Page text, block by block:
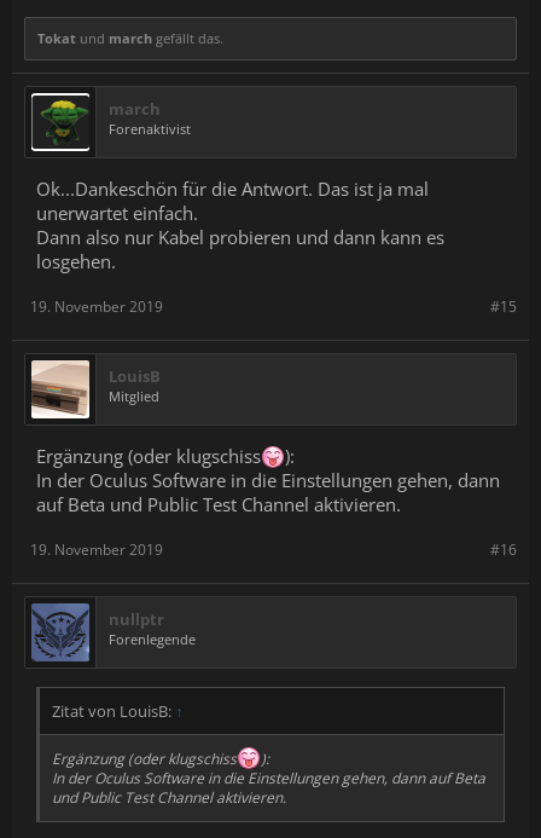
Tokat und march gefällt das.
march
Forenaktivist
Ok...Dankeschön für die Antwort. Das ist ja mal
unerwartet einfach.
Dann also nur Kabel probieren und dann kann es
losgehen.
#15
19. November 2019
LouisB
Mitglied
Ergänzung (oder klugschiss
):
In der Oculus Software in die Einstellungen gehen, dann
auf Beta und Public Test Channel aktivieren.
#16
19. November 2019
nullptr
Forenlegende
Zitat von LouisB: ↑
Ergänzung (oder klugschiss
):
In der Oculus Software in die Einstellungen gehen, dann auf Beta
und Public Test Channel aktivieren.